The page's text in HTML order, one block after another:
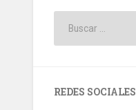
REDES SOCIALES